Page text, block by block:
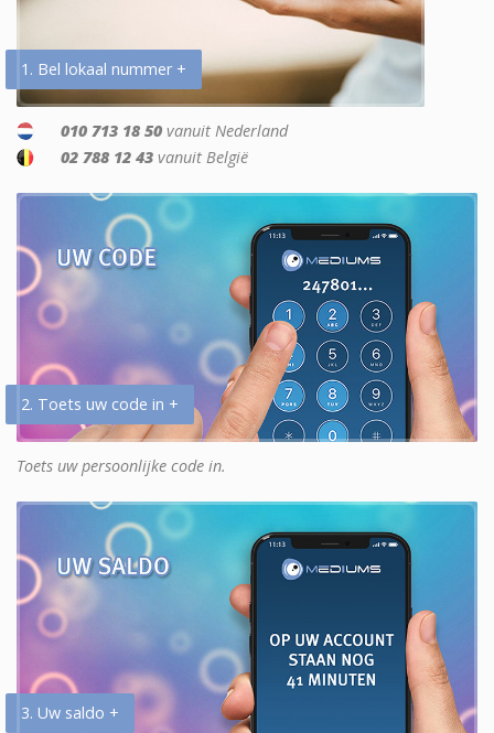
1. Bel lokaal nummer +
010 713 18 50 vanuit Nederland
02 788 12 43 vanuit België
2. Toets uw code in +
Toets uw persoonlijke code in.
3. Uw saldo +